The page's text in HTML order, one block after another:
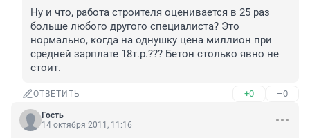
Ну и что, работа строителя оценивается в 25 раз
больше любого другого специалиста? Это
нормально, когда на однушку цена миллион при
средней зарплате 18т.р.??? Бетон столько явно не
стоит.
ОТВЕТИТЬ +0 –0
Гость
14 октября 2011, 11:16